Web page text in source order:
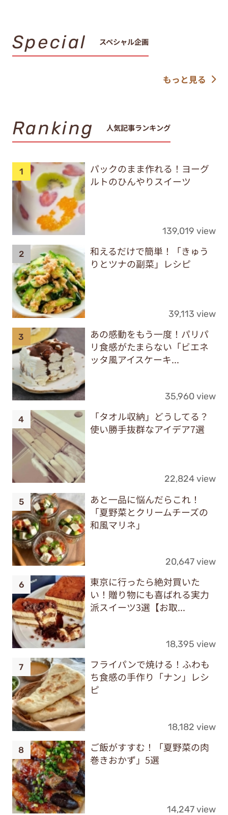
Special スペシャル企画
もっと見る
Ranking 人気記事ランキング
パックのまま作れる！ヨーグ
ルトのひんやりスイーツ
139,019 view
和えるだけで簡単！「きゅう
りとツナの副菜」レシピ
39,113 view
あの感動をもう一度！パリパ
リ食感がたまらない「ビエネ
ッタ風アイスケーキ...
35,960 view
「タオル収納」どうしてる？
使い勝手抜群なアイデア7選
22,824 view
あと一品に悩んだらこれ！
「夏野菜とクリームチーズの
和風マリネ」
20,647 view
東京に行ったら絶対買いた
い！贈り物にも喜ばれる実力
派スイーツ3選【お取...
18,395 view
フライパンで焼ける！ふわも
ち食感の手作り「ナン」レシ
ピ
18,182 view
ご飯がすすむ！「夏野菜の肉
巻きおかず」5選
14,247 view